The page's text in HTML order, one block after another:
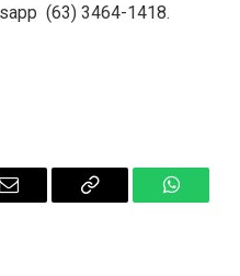
(63) 3464-1418.
Email
Copy